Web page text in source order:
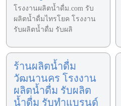
โรงงานผลิตน้ำดื่ม.com รับ
ผลิตน้ำดื่มไทรโยค โรงงาน
รับผลิตน้ำดื่ม รับผลิ
ร้านผลิตน้ำดื่ม
วัฒนานคร โรงงาน
ผลิตน้ำดื่ม รับผลิต
น้ำดื่ม รับทำแบรนด์